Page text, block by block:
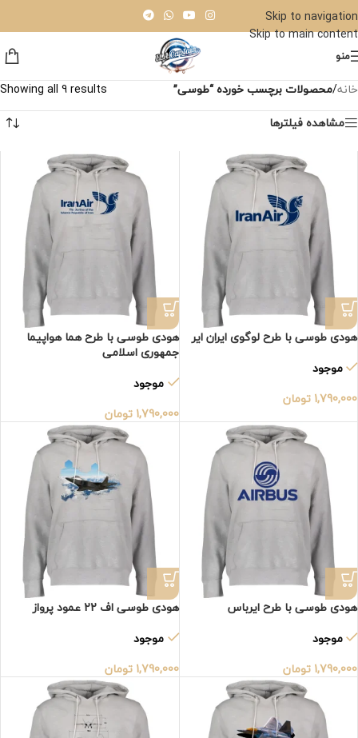
Skip to navigation
Skip to main content
منو
خانه/محصولات برچسب خورده “طوسی”
Showing all 9 results
مشاهده فیلترها
هودی طوسی با طرح لوگوی ایران ایر
موجود
1,790,000 تومان
هودی طوسی با طرح هما هواپیما
جمهوری اسلامی
موجود
1,790,000 تومان
هودی طوسی با طرح ایرباس
موجود
1,790,000 تومان
هودی طوسی اف 22 عمود پرواز
موجود
1,790,000 تومان